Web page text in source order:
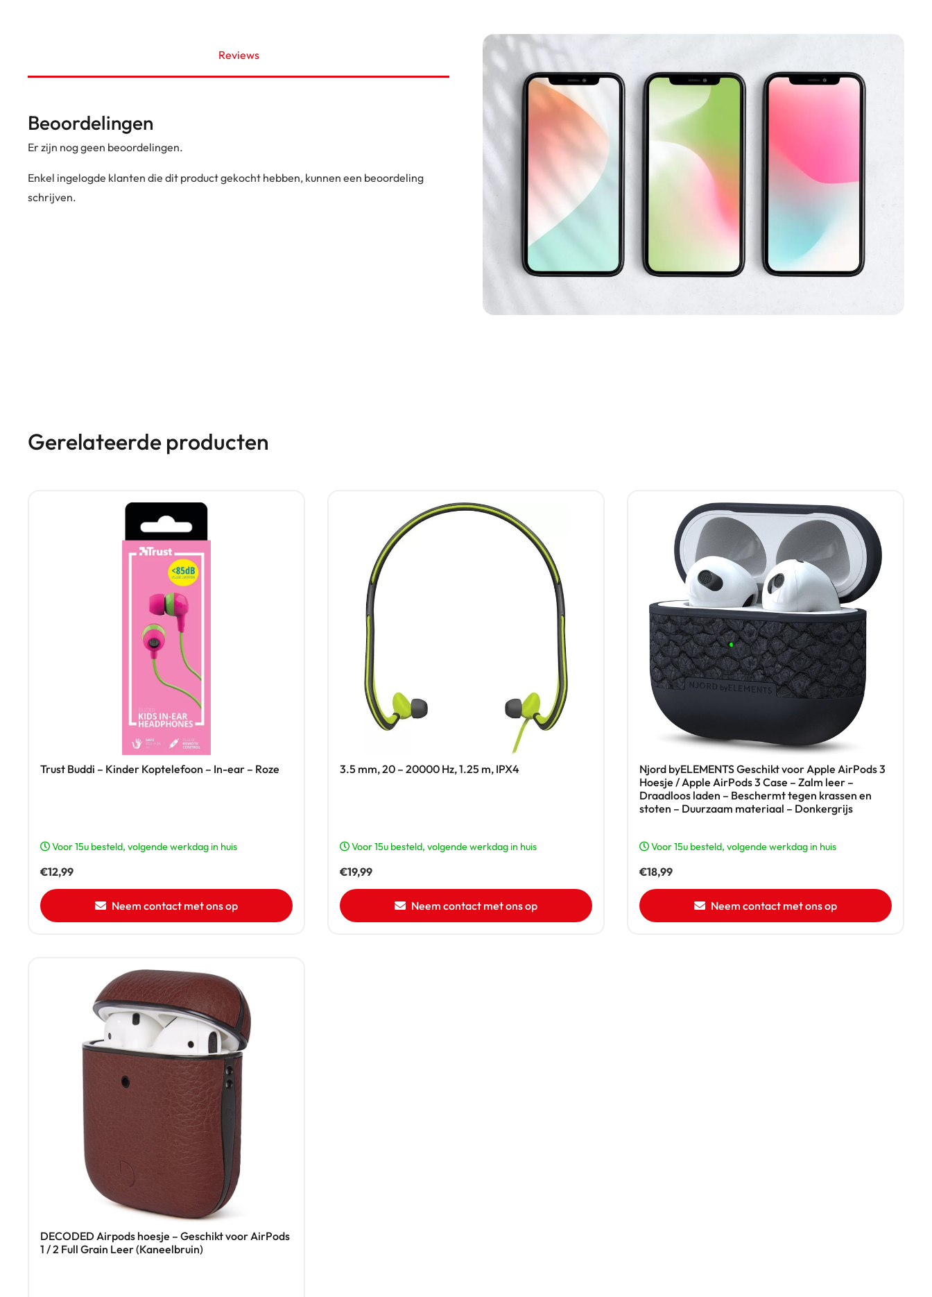
Reviews
Beoordelingen
Er zijn nog geen beoordelingen.
Enkel ingelogde klanten die dit product gekocht hebben, kunnen een beoordeling
schrijven.
Gerelateerde producten
Trust Buddi – Kinder Koptelefoon – In-ear – Roze
Voor 15u besteld, volgende werkdag in huis
€12,99
Neem contact met ons op
3.5 mm, 20 – 20000 Hz, 1.25 m, IPX4
Voor 15u besteld, volgende werkdag in huis
€19,99
Neem contact met ons op
Njord byELEMENTS Geschikt voor Apple AirPods 3
Hoesje / Apple AirPods 3 Case – Zalm leer –
Draadloos laden – Beschermt tegen krassen en
stoten – Duurzaam materiaal – Donkergrijs
Voor 15u besteld, volgende werkdag in huis
€18,99
Neem contact met ons op
DECODED Airpods hoesje – Geschikt voor AirPods
1 / 2 Full Grain Leer (Kaneelbruin)